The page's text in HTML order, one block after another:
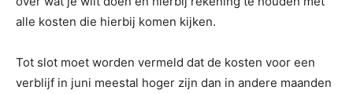
alle kosten die hierbij komen kijken.
Tot slot moet worden vermeld dat de kosten voor een
verblijf in juni meestal hoger zijn dan in andere maanden